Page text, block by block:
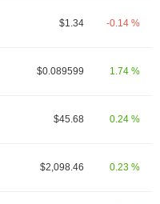
$1.34 -0.14 %
$0.089599 1.74 %
$45.68 0.24 %
$2,098.46 0.23 %